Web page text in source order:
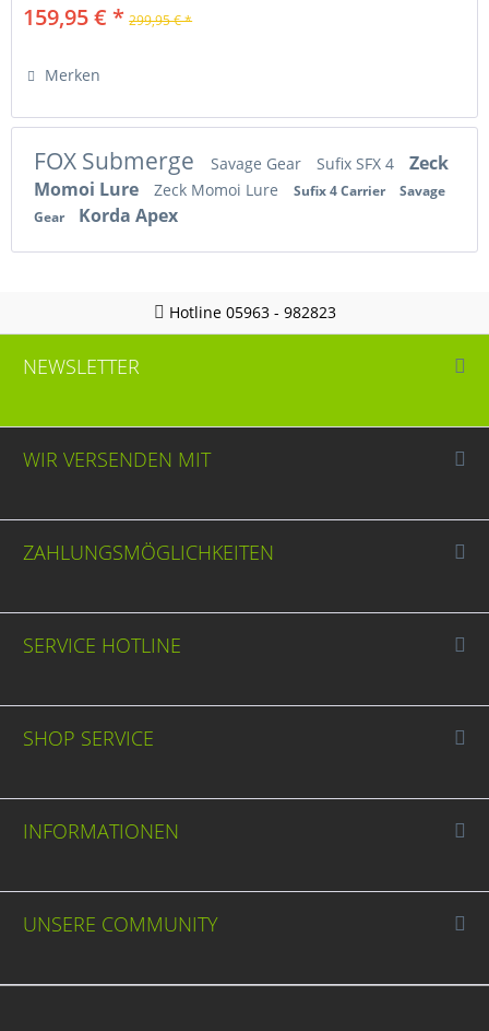
159,95 € * 299,95 € *
Merken
FOX Submerge Savage Gear Sufix SFX 4
Zeck
Momoi Lure
Zeck Momoi Lure Sufix 4 Carrier
Savage
Gear
Korda Apex
Hotline 05963 - 982823
NEWSLETTER
WIR VERSENDEN MIT
ZAHLUNGSMÖGLICHKEITEN
SERVICE HOTLINE
SHOP SERVICE
INFORMATIONEN
UNSERE COMMUNITY